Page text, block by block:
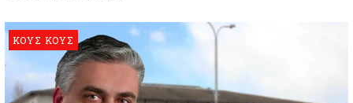
ΚΟΥΣ ΚΟΥΣ